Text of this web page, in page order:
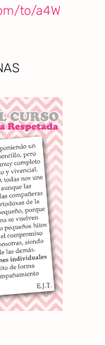
to/a4W